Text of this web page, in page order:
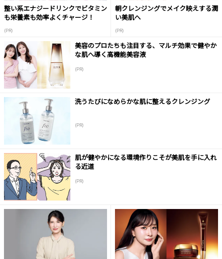
整い系エナジードリンクでビタミン
も栄養素も効率よくチャージ！
(PR)
朝クレンジングでメイク映えする潤
い美肌へ
(PR)
美容のプロたちも注目する、マルチ効果で健やか
な肌へ導く高機能美容液
(PR)
洗うたびになめらかな肌に整えるクレンジング
(PR)
肌が健やかになる環境作りこそが美肌を手に入れ
る近道
(PR)